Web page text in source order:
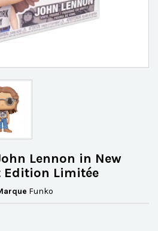
Lennon in New
Edition Limitée
Funko